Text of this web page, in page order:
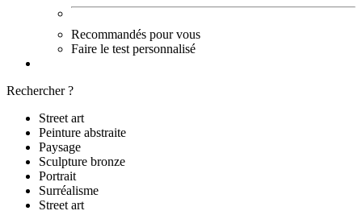
Recommandés pour vous
Faire le test personnalisé
Rechercher ?
Street art
Peinture abstraite
Paysage
Sculpture bronze
Portrait
Surréalisme
Street art